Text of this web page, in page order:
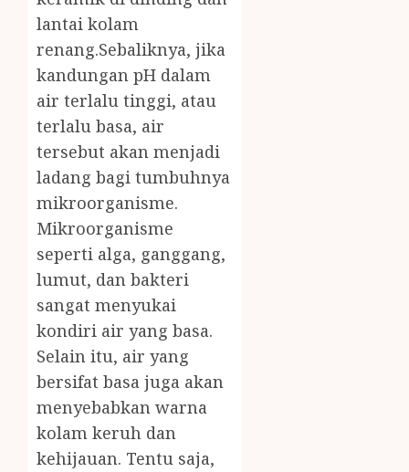
lantai kolam
renang.Sebaliknya, jika
kandungan pH dalam
air terlalu tinggi, atau
terlalu basa, air
tersebut akan menjadi
ladang bagi tumbuhnya
mikroorganisme.
Mikroorganisme
seperti alga, ganggang,
lumut, dan bakteri
sangat menyukai
kondiri air yang basa.
Selain itu, air yang
bersifat basa juga akan
menyebabkan warna
kolam keruh dan
kehijauan. Tentu saja,